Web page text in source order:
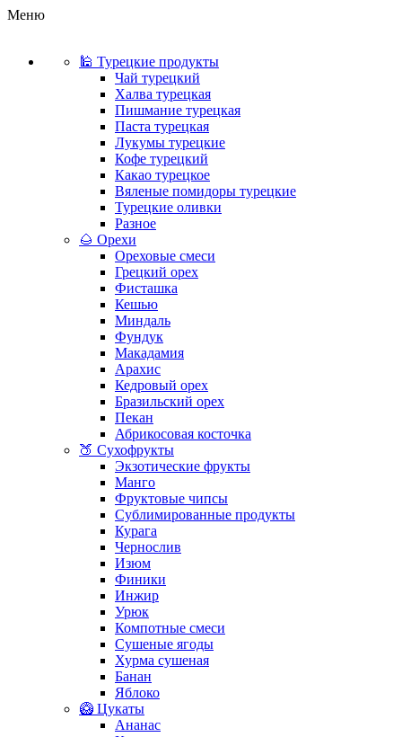
Меню
🕌 Турецкие продукты
Чай турецкий
Халва турецкая
Пишмание турецкая
Паста турецкая
Лукумы турецкие
Кофе турецкий
Какао турецкое
Вяленые помидоры турецкие
Турецкие оливки
Разное
🌰 Орехи
Ореховые смеси
Грецкий орех
Фисташка
Кешью
Миндаль
Фундук
Макадамия
Арахис
Кедровый орех
Бразильский орех
Пекан
Абрикосовая косточка
🍑 Сухофрукты
Экзотические фрукты
Манго
Фруктовые чипсы
Сублимированные продукты
Курага
Чернослив
Изюм
Финики
Инжир
Урюк
Компотные смеси
Сушеные ягоды
Хурма сушеная
Банан
Яблоко
🥝 Цукаты
Ананас